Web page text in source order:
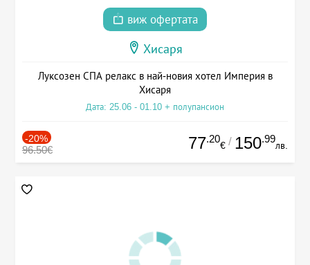
виж офертата
Хисаря
Луксозен СПА релакс в най-новия хотел Империя в
Хисаря
Дата: 25.06 - 01.10 + полупансион
-20%
96.50€ 77.20
€ / 150.99
лв.